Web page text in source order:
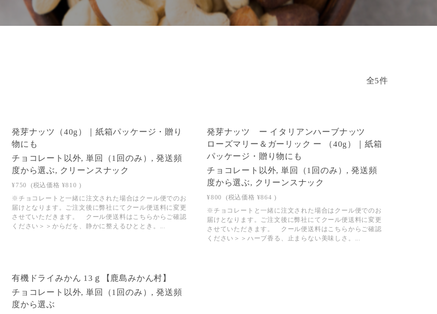
全5件
発芽ナッツ（40g）｜紙箱パッケージ・贈り
物にも
チョコレート以外, 単回（1回のみ）, 発送頻
度から選ぶ, クリーンスナック
¥750 (税込価格 ¥810 )
※チョコレートと一緒に注文された場合はクール便でのお
届けとなります。ご注文後に弊社にてクール便送料に変更
させていただきます。 クール便送料はこちらからご確認
ください＞＞からだを、静かに整えるひととき。...
発芽ナッツ ー イタリアンハーブナッツ
ローズマリー＆ガーリック ー （40g）｜紙箱
パッケージ・贈り物にも
チョコレート以外, 単回（1回のみ）, 発送頻
度から選ぶ, クリーンスナック
¥800 (税込価格 ¥864 )
※チョコレートと一緒に注文された場合はクール便でのお
届けとなります。ご注文後に弊社にてクール便送料に変更
させていただきます。 クール便送料はこちらからご確認
ください＞＞ハーブ香る、止まらない美味しさ。...
SOLD OUT
有機ドライみかん 13ｇ【鹿島みかん村】
チョコレート以外, 単回（1回のみ）, 発送頻
度から選ぶ